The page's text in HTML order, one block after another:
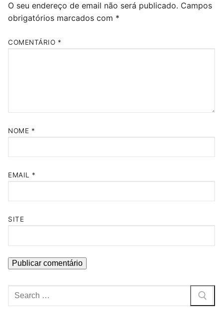
O seu endereço de email não será publicado. Campos
obrigatórios marcados com *
COMENTÁRIO *
NOME *
EMAIL *
SITE
Pesquisar
por: